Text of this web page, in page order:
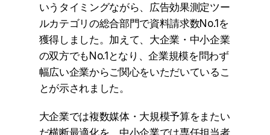
いうタイミングながら、広告効果測定ツー
ルカテゴリの総合部門で資料請求数No.1を
獲得しました。加えて、大企業・中小企業
の双方でもNo.1となり、企業規模を問わず
幅広い企業からご関心をいただいているこ
とが示されました。
大企業では複数媒体・大規模予算をまたい
だ横断最適化を、中小企業では専任担当者